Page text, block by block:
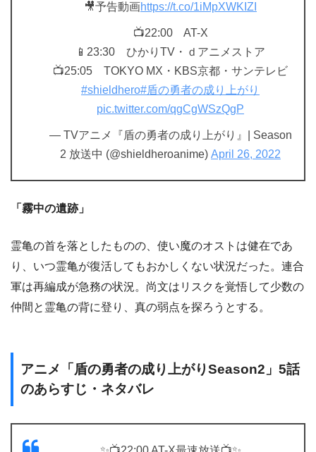
🎥予告動画https://t.co/1iMpXWKIZI
📺22:00 AT-X
📱23:30 ひかりTV・ｄアニメストア
📺25:05 TOKYO MX・KBS京都・サンテレビ
#shieldhero#盾の勇者の成り上がり
pic.twitter.com/qgCgWSzQgP
— TVアニメ『盾の勇者の成り上がり』| Season
2 放送中 (@shieldheroanime) April 26, 2022
「霧中の遺跡」
霊亀の首を落としたものの、使い魔のオストは健在であ
り、いつ霊亀が復活してもおかしくない状況だった。連合
軍は再編成が急務の状況。尚文はリスクを覚悟して少数の
仲間と霊亀の背に登り、真の弱点を探ろうとする。
アニメ「盾の勇者の成り上がりSeason2」5話
のあらすじ・ネタバレ